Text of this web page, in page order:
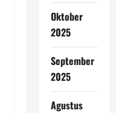
Oktober
2025
September
2025
Agustus